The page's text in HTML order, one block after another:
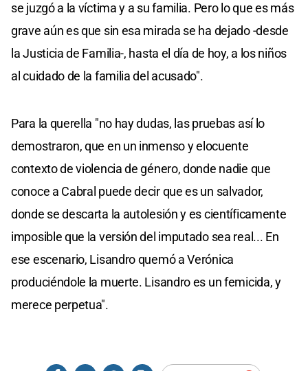
se juzgó a la víctima y a su familia. Pero lo que es más
grave aún es que sin esa mirada se ha dejado -desde
la Justicia de Familia-, hasta el día de hoy, a los niños
al cuidado de la familia del acusado".
Para la querella "no hay dudas, las pruebas así lo
demostraron, que en un inmenso y elocuente
contexto de violencia de género, donde nadie que
conoce a Cabral puede decir que es un salvador,
donde se descarta la autolesión y es científicamente
imposible que la versión del imputado sea real... En
ese escenario, Lisandro quemó a Verónica
produciéndole la muerte. Lisandro es un femicida, y
merece perpetua".